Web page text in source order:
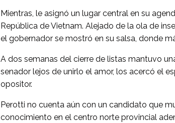
Mientras, le asignó un lugar central en su
República de Vietnam. Alejado de la ola de
el gobernador se mostró en su salsa, donde
A dos semanas del cierre de listas mantuvo
senador lejos de unirlo el amor, los acercó el
opositor.
Perotti no cuenta aún con un candidato que
conocimiento en el centro norte provincial